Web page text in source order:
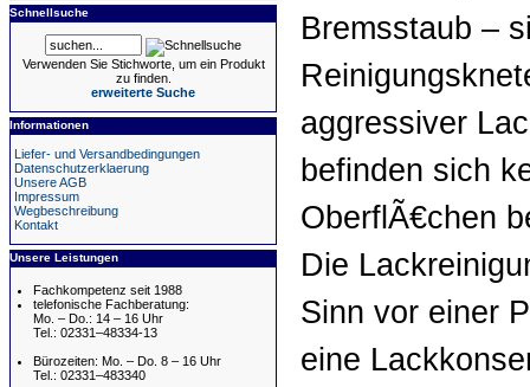
Schnellsuche
Verwenden Sie Stichworte, um ein Produkt
zu finden.
erweiterte Suche
Informationen
Liefer- und Versandbedingungen
Datenschutzerklaerung
Unsere AGB
Impressum
Wegbeschreibung
Kontakt
Unsere Leistungen
Fachkompetenz seit 1988
telefonische Fachberatung:
Mo. – Do.: 14 – 16 Uhr
Tel.: 02331–48334-13
Bürozeiten: Mo. – Do. 8 – 16 Uhr
Tel.: 02331–483340
Bremsstaub –
aggressiver
befinden sich
OberflÃ€chen
Die
Sinn vor einer
eine